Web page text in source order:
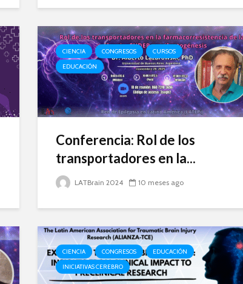
CIENCIA CONGRESOS
CURSOS
EDUCACIÓN
Conferencia: Rol de los
transportadores en la...
LATBrain 2024 10 meses ago
CIENCIA CONGRESOS
EDUCACIÓN
INICIATIVAS CEREBRO